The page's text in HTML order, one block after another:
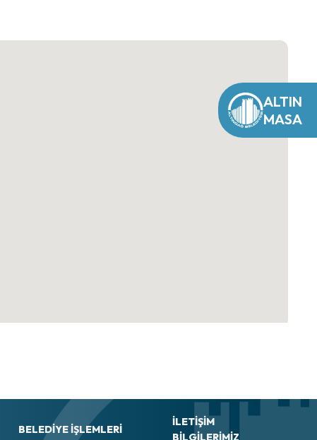
ALTIN
MASA
BELEDIYE İŞLEMLERI
İLETİŞİM
BİLGİLERİMİZ